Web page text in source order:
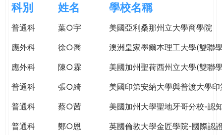
格。
e
r
e
科別 姓名 學校名稱
普通科 葉○宇
美國亞利桑那州立大學商學院
應外科
徐○喬
澳洲皇家墨爾本理工大學(雙聯
應外科
陳○霖
美國加州聖荷西州立大學(雙聯
普通科
張○綺
美國印第安納大學與普渡大學
普通科
蔡○茜
美國加州大學聖地牙哥分校-認
普通科
鄭○恩
英國倫敦大學金匠學院-國際認